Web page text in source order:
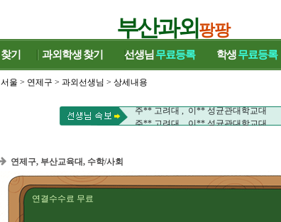
부산과외팡팡
찾기 과외학생찾기 선생님 무료등록 학생무료등록
서울 > 연제구 > 과외선생님 > 상세내용
주** 고려대 , 이** 성균관대학교대
주** 고려대 , 이** 성균관대학교대
연제구, 부산교육대, 수학/사회
연결수수료 무료